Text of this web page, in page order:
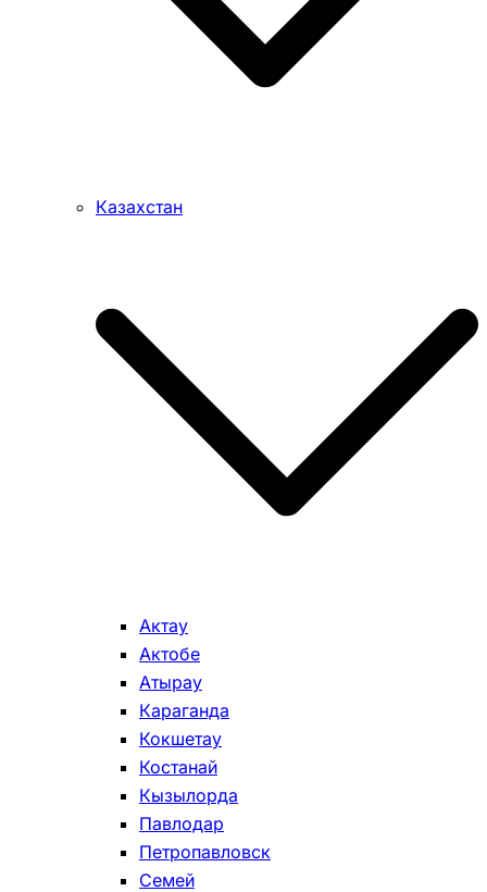
Казахстан
Актау
Актобе
Атырау
Караганда
Кокшетау
Костанай
Кызылорда
Павлодар
Петропавловск
Семей